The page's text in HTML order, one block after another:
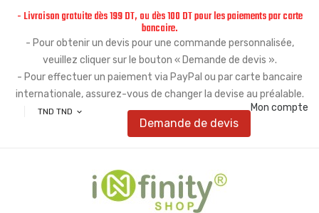
- Livraison gratuite dès 199 DT, ou dès 100 DT pour les paiements par carte
bancaire.
- Pour obtenir un devis pour une commande personnalisée,
veuillez cliquer sur le bouton « Demande de devis ».
- Pour effectuer un paiement via PayPal ou par carte bancaire
internationale, assurez-vous de changer la devise au préalable.
TND TND expand_more Mon compte
Demande de devis